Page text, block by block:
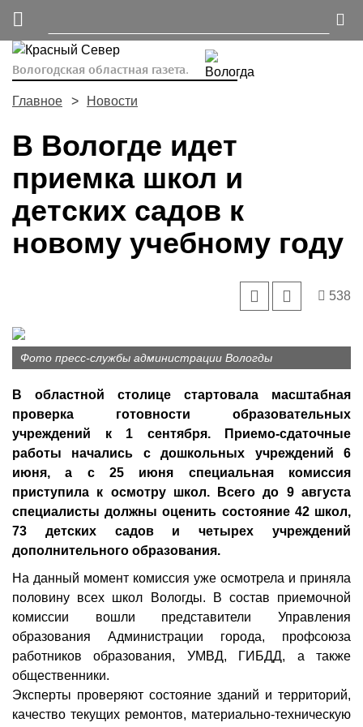
Вологодская областная газета.
Главное Новости
В Вологде идет
приемка школ и
детских садов к
новому учебному году
538
Фото пресс-службы администрации Вологды
В областной столице стартовала масштабная
проверка готовности образовательных
учреждений к 1 сентября. Приемо-сдаточные
работы начались с дошкольных учреждений 6
июня, а с 25 июня специальная комиссия
приступила к осмотру школ. Всего до 9 августа
специалисты должны оценить состояние 42 школ,
73 детских садов и четырех учреждений
дополнительного образования.
На данный момент комиссия уже осмотрела и приняла
половину всех школ Вологды. В состав приемочной
комиссии вошли представители Управления
образования Администрации города, профсоюза
работников образования, УМВД, ГИБДД, а также
общественники.
Эксперты проверяют состояние зданий и территорий,
качество текущих ремонтов, материально-техническую